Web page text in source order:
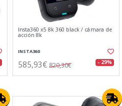
Insta360 x5 8k 360 black / cámara de
acción 8k
INSTA360
585,93€ 820,30€ - 29%